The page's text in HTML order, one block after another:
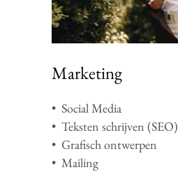
Marketing
• Social Media
• Teksten schrijven (SEO)
• Grafisch ontwerpen
• Mailing